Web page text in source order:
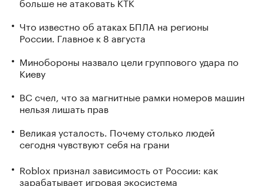
Что известно об атаках БПЛА на регионы
России. Главное к 8 августа
Минобороны назвало цели группового удара по
Киеву
ВС счел, что за магнитные рамки номеров машин
нельзя лишать прав
Великая усталость. Почему столько людей
сегодня чувствуют себя на грани
Roblox признал зависимость от России: как
зарабатывает игровая экосистема